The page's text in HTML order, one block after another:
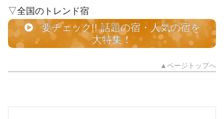
▽全国のトレンド宿
要チェック!! 話題の宿・人気の宿を
大特集！
▲ページトップへ